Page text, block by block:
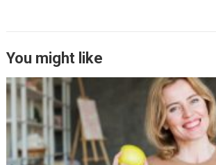
You might like